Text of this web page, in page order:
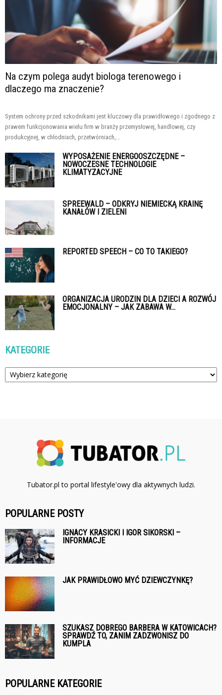
Na czym polega audyt biologa terenowego i
dlaczego ma znaczenie?
System ochrony przed szkodnikami jest kluczowy dla prawidłowego i zgodnego z
prawem funkcjonowania wielu firm w branży przemysłowej, handlowej, czy
produkcyjnej, w chłodniach, przetwórniach,...
WYPOSAŻENIE ENERGOOSZCZĘDNE –
NOWOCZESNE TECHNOLOGIE
KLIMATYZACYJNE
SPREEWALD – ODKRYJ NIEMIECKĄ KRAINĘ
KANAŁÓW I ZIELENI
REPORTED SPEECH – CO TO TAKIEGO?
ORGANIZACJA URODZIN DLA DZIECI A ROZWÓJ
EMOCJONALNY – JAK ZABAWA W...
KATEGORIE
Kategorie
Tubator.pl to portal lifestyle'owy dla aktywnych ludzi.
POPULARNE POSTY
IGNACY KRASICKI I IGOR SIKORSKI –
INFORMACJE
JAK PRAWIDŁOWO MYĆ DZIEWCZYNKĘ?
SZUKASZ DOBREGO BARBERA W KATOWICACH?
SPRAWDŹ TO, ZANIM ZADZWONISZ DO
KUMPLA
POPULARNE KATEGORIE